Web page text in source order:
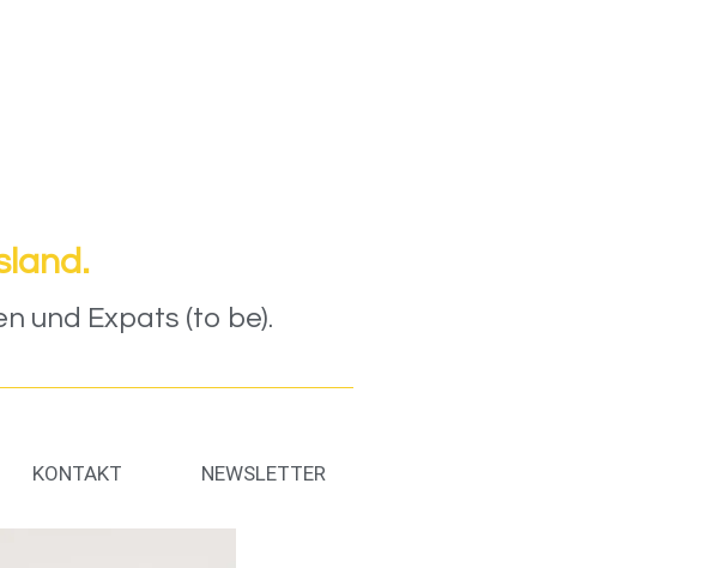
und Expats (to be).
KONTAKT NEWSLETTER